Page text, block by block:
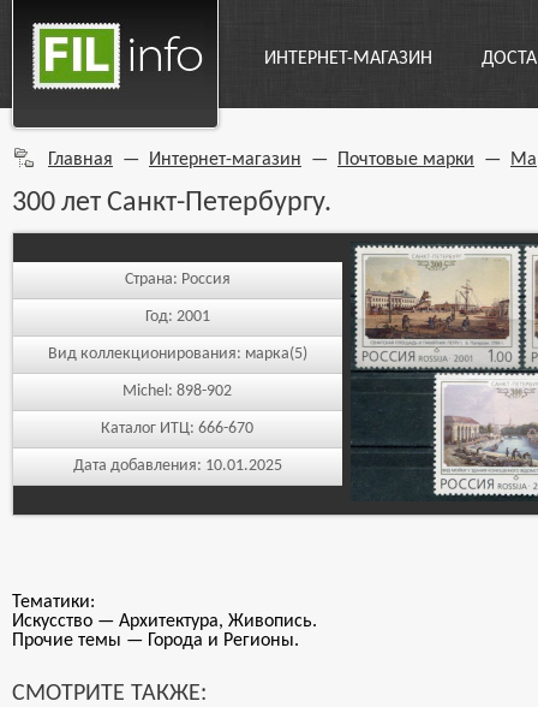
ИНТЕРНЕТ-МАГАЗИН
Главная — Интернет-магазин — Почтовые марки —
300 лет Санкт-Петербургу.
Страна: Россия
Год: 2001
Вид коллекционирования: марка(5)
Michel:898-902
Каталог ИТЦ:666-670
Дата добавления: 10.01.2025
Тематики:
Искусство — Архитектура, Живопись.
Прочие темы — Города и Регионы.
СМОТРИТЕ ТАКЖЕ: